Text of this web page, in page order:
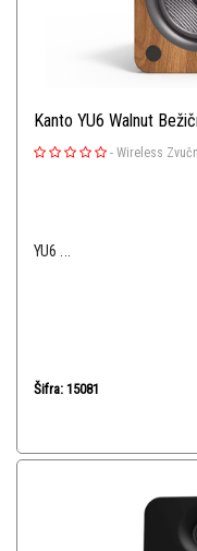
Kanto YU6 Walnut
- Wireless
YU6 ...
Šifra: 15081